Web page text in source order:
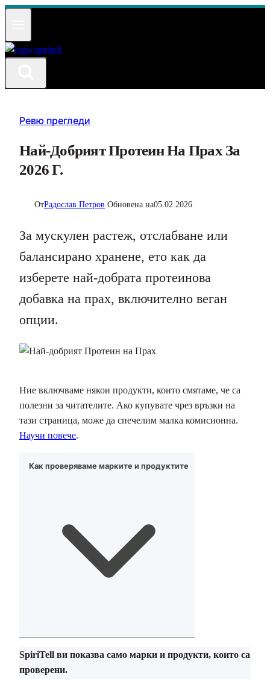
Към
Ревю прегледи
Най-Добрият Протеин На Прах За
2026 Г.
ОтРадослав Петров Обновена на05.02.2026
За мускулен растеж, отслабване или
балансирано хранене, ето как да
изберете най-добрата протеинова
добавка на прах, включително веган
опции.
Ние включваме някои продукти, които смятаме, че са
полезни за читателите. Ако купувате чрез връзки на
тази страница, може да спечелим малка комисионна.
Научи повече.
Как проверяваме марките и продуктите
SpiriTell ви показва само марки и продукти, които са
проверени.